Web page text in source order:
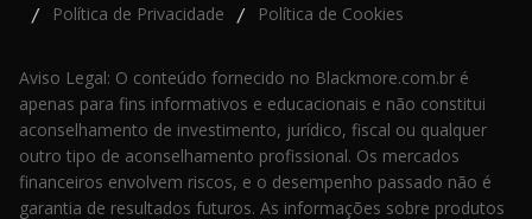
/ Política de Privacidade / Política de Cookies
Aviso Legal: O conteúdo fornecido no Blackmore.com.br é
apenas para fins informativos e educacionais e não constitui
aconselhamento de investimento, jurídico, fiscal ou qualquer
outro tipo de aconselhamento profissional. Os mercados
financeiros envolvem riscos, e o desempenho passado não é
garantia de resultados futuros. As informações sobre produtos